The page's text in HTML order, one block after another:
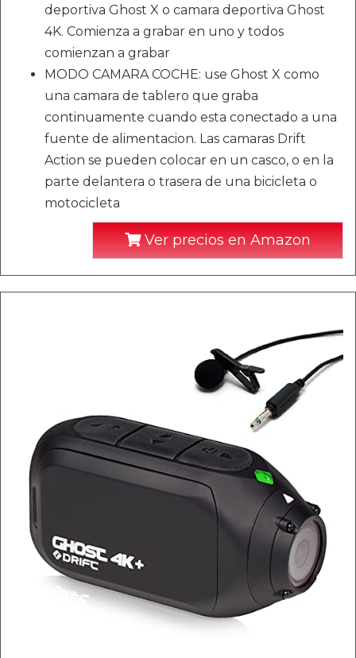
deportiva Ghost X o camara deportiva Ghost
4K. Comienza a grabar en uno y todos
comienzan a grabar
MODO CAMARA COCHE: use Ghost X como
una camara de tablero que graba
continuamente cuando esta conectado a una
fuente de alimentacion. Las camaras Drift
Action se pueden colocar en un casco, o en la
parte delantera o trasera de una bicicleta o
motocicleta
Ver precios en Amazon